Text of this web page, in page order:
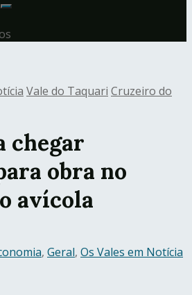
Vale do Taquari Cruzeiro do
chegar
obra no
avícola
, Geral, Os Vales em Notícia